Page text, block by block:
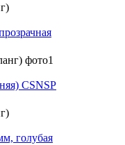
CSNSP
голубая